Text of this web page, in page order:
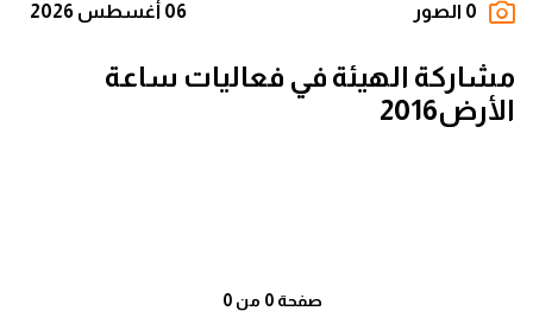
0 الصور 06 أغسطس 2026
مشاركة الهيئة في فعاليات ساعة
الأرض2016
صفحة 0 من 0